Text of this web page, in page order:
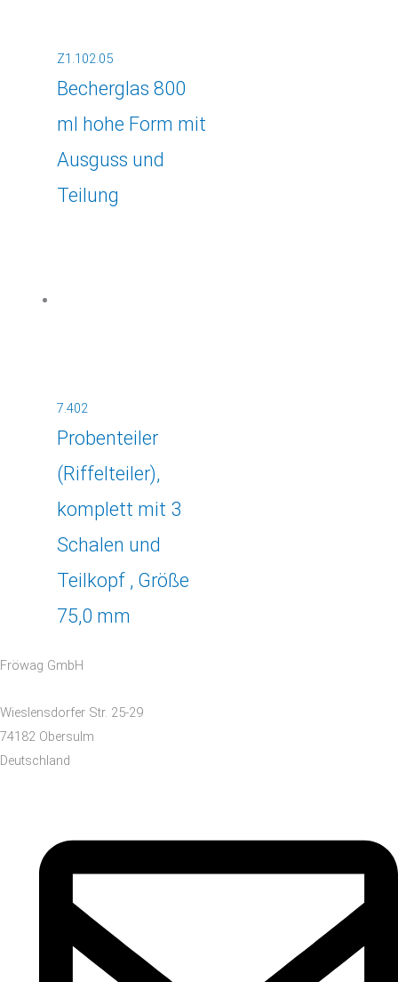
Z1.102.05
Becherglas 800
ml hohe Form mit
Ausguss und
Teilung
7.402
Probenteiler
(Riffelteiler),
komplett mit 3
Schalen und
Teilkopf , Größe
75,0 mm
Fröwag GmbH
Wieslensdorfer Str. 25-29
74182 Obersulm
Deutschland